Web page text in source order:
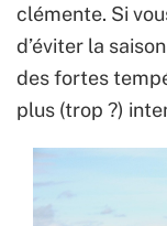
clémente. Si
d’éviter la
des fortes
plus (trop ?)